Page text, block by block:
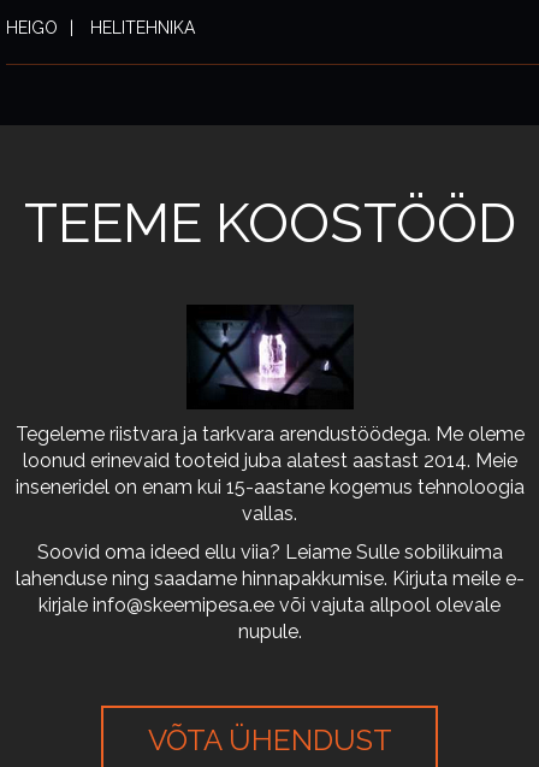
HEIGO HELITEHNIKA
TEEME KOOSTÖÖD
Tegeleme riistvara ja tarkvara arendustöödega. Me oleme
loonud erinevaid tooteid juba alatest aastast 2014. Meie
inseneridel on enam kui 15-aastane kogemus tehnoloogia
vallas.
Soovid oma ideed ellu viia? Leiame Sulle sobilikuima
lahenduse ning saadame hinnapakkumise. Kirjuta meile e-
kirjale info@skeemipesa.ee või vajuta allpool olevale
nupule.
VÕTA ÜHENDUST